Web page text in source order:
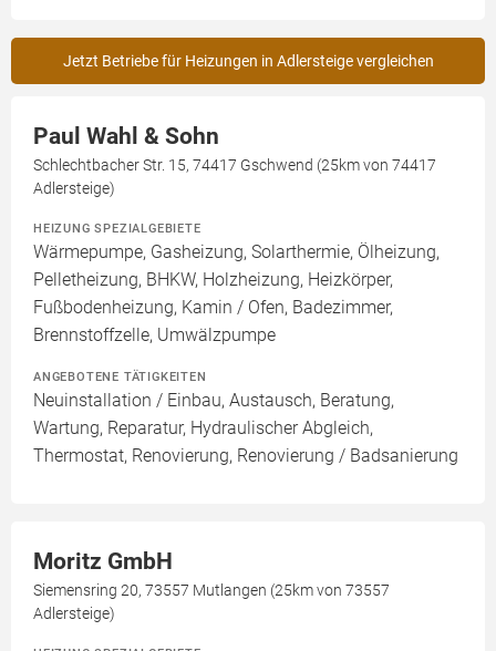
Jetzt Betriebe für Heizungen in Adlersteige vergleichen
Paul Wahl & Sohn
Schlechtbacher Str. 15, 74417 Gschwend (25km von 74417
Adlersteige)
HEIZUNG SPEZIALGEBIETE
Wärmepumpe, Gasheizung, Solarthermie, Ölheizung,
Pelletheizung, BHKW, Holzheizung, Heizkörper,
Fußbodenheizung, Kamin / Ofen, Badezimmer,
Brennstoffzelle, Umwälzpumpe
ANGEBOTENE TÄTIGKEITEN
Neuinstallation / Einbau, Austausch, Beratung,
Wartung, Reparatur, Hydraulischer Abgleich,
Thermostat, Renovierung, Renovierung / Badsanierung
Moritz GmbH
Siemensring 20, 73557 Mutlangen (25km von 73557
Adlersteige)